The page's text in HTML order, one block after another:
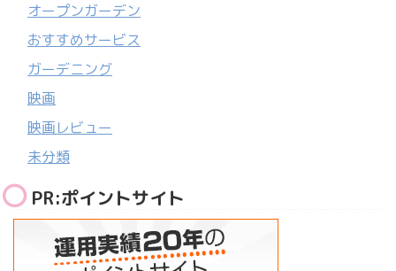
オープンガーデン
おすすめサービス
ガーデニング
映画
映画レビュー
未分類
PR:ポイントサイト